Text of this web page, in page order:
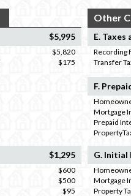
$5,995
$5,820
$175
Other
E.
Recording
Transfer
F.
Mortgage
Prepaid
$1,295
$600
$500
$95
G. Initial
Mortgage
Property